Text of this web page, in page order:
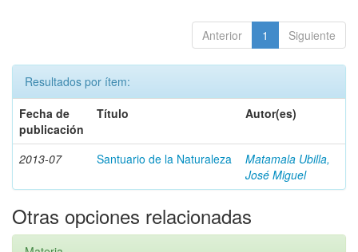
Anterior 1 Siguiente
Resultados por ítem:
Fecha de
publicación
Título Autor(es)
2013-07 Santuario de la Naturaleza
Matamala Ubilla,
José Miguel
Otras opciones relacionadas